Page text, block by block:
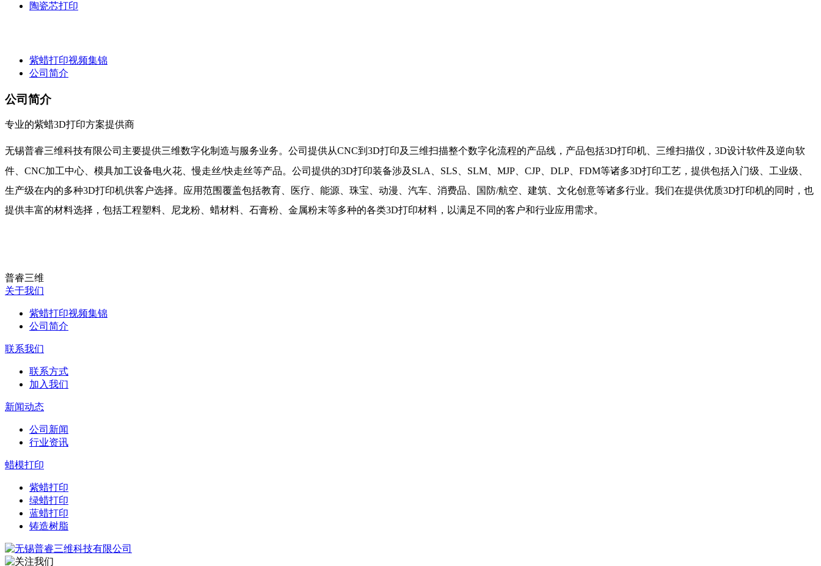
陶瓷芯打印
紫蜡打印视频集锦
公司简介
公司简介
专业的紫蜡3D打印方案提供商
无锡普睿三维科技有限公司主要提供三维数字化制造与服务业务。公司提供从CNC到3D打印及三维扫描整个数字化流程的产品线，产品包括3D打印机、三维扫描仪，3D设计软件及逆向软
件、CNC加工中心、模具加工设备电火花、慢走丝/快走丝等产品。公司提供的3D打印装备涉及SLA、SLS、SLM、MJP、CJP、DLP、FDM等诸多3D打印工艺，提供包括入门级、工业级、
生产级在内的多种3D打印机供客户选择。应用范围覆盖包括教育、医疗、能源、珠宝、动漫、汽车、消费品、国防/航空、建筑、文化创意等诸多行业。我们在提供优质3D打印机的同时，也
提供丰富的材料选择，包括工程塑料、尼龙粉、蜡材料、石膏粉、金属粉末等多种的各类3D打印材料，以满足不同的客户和行业应用需求。
普睿三维
关于我们
紫蜡打印视频集锦
公司简介
联系我们
联系方式
加入我们
新闻动态
公司新闻
行业资讯
蜡模打印
紫蜡打印
绿蜡打印
蓝蜡打印
铸造树脂